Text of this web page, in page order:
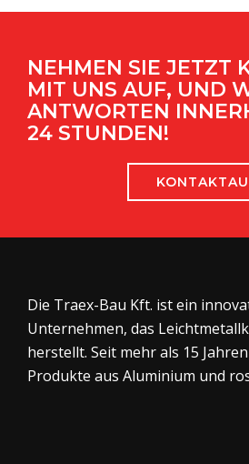
NEHMEN SIE JETZT
MIT UNS AUF, UND
ANTWORTEN
24 STUNDEN!
Die Traex-Bau Kft. ist ein
Unternehmen, das
herstellt. Seit mehr als 15
Produkte aus Aluminium und